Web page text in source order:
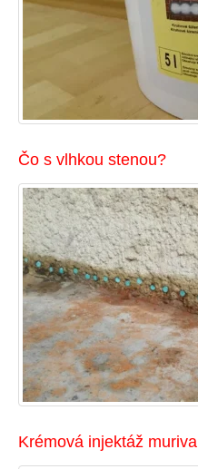
Čo s vlhkou stenou?
Krémová injektáž muriva